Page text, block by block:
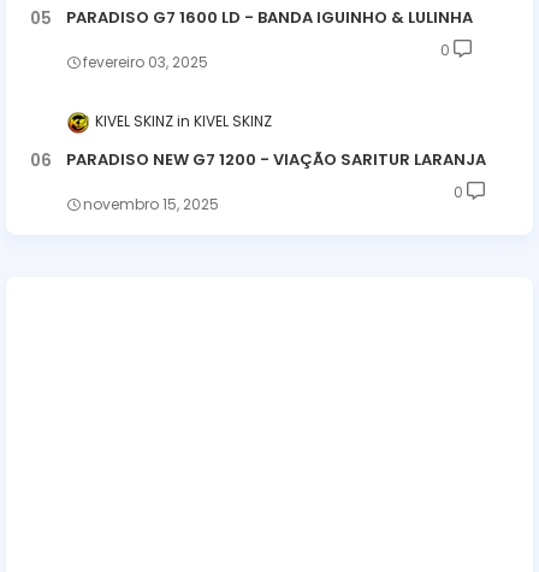
PARADISO G7 1600 LD - BANDA IGUINHO & LULINHA
fevereiro 03, 2025
0
KIVEL SKINZ KIVEL SKINZ
PARADISO NEW G7 1200 - VIAÇÃO SARITUR LARANJA
novembro 15, 2025
0